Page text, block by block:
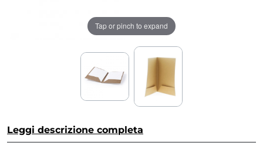
Tap or pinch to expand
Leggi descrizione completa